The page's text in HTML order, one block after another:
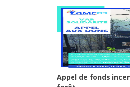
Appel de fonds